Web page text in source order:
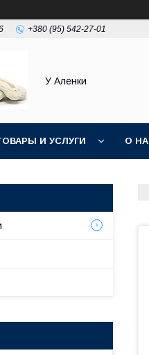
+380 (95) 542-27-01
У Аленки
И УСЛУГИ О